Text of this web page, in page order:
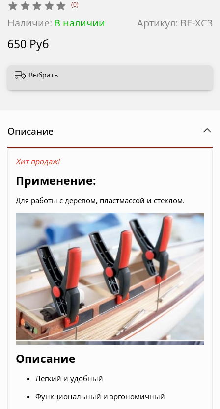
(0)
Артикул: BE-XC3
Наличие: В наличии
650 Руб
Выбрать
Описание
Хит продаж!
Применение:
Для работы с деревом, пластмассой и стеклом.
Описание
Легкий и удобный
Функциональный и эргономичный